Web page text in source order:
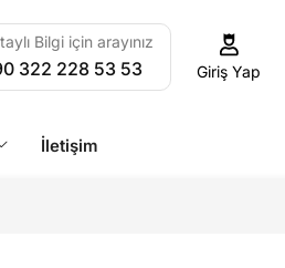
Bilgi için arayınız
322 228 53 53 Giriş Yap
İletişim